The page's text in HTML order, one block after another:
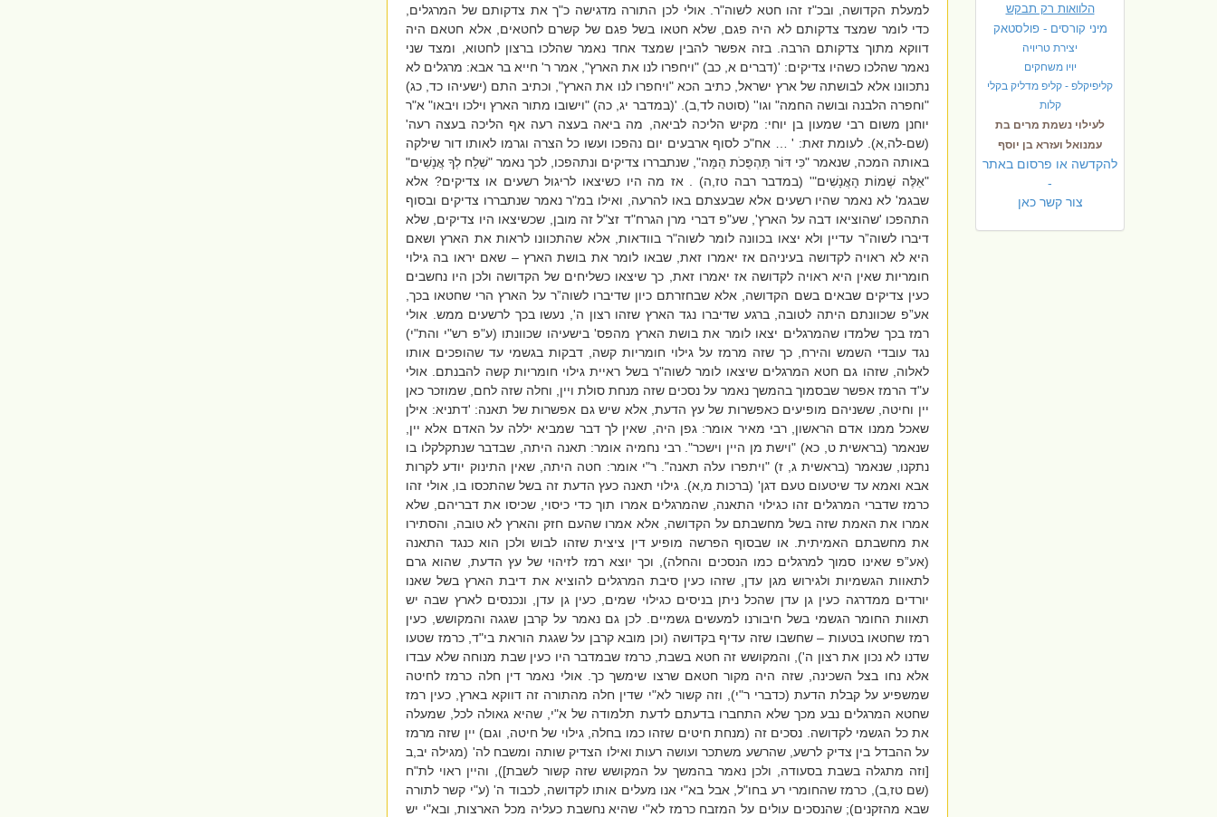
הלוואות רק תבקש
מיני קורסים - פולסטאק
יצירת טריויה
יויו משחקים
קליפיקלפ - קליפ מדליק בקלי
קלות
לעילוי נשמת מרים בת
עמנואל ועזרא בן יוסף
להקדשה או פרסום באתר
-
צור קשר כאן
למעלת הקדושה, ובכ"ז זהו חטא לשוה"ר. אולי לכן התורה מדגישה כ"ך את צדקותם של המרגלים,
כדי לומר שמצד צדקותם לא היה פגם, שלא חטאו בשל פגם של קשרם לחטאים, אלא חטאם היה
דווקא מתוך צדקותם הרבה. בזה אפשר להבין שמצד אחד נאמר שהלכו ברצון לחטוא, ומצד שני
נאמר שהלכו כשהיו צדיקים: '(דברים א, כב) "ויחפרו לנו את הארץ", אמר ר' חייא בר אבא: מרגלים לא
נתכוונו אלא לבושתה של ארץ ישראל, כתיב הכא "ויחפרו לנו את הארץ", וכתיב התם (ישעיהו כד, כג)
"וחפרה הלבנה ובושה החמה" וגו'' (סוטה לד,ב). '(במדבר יג, כה) "וישובו מתור הארץ וילכו ויבאו" א"ר
יוחנן משום רבי שמעון בן יוחי: מקיש הליכה לביאה, מה ביאה בעצה רעה אף הליכה בעצה רעה'
(שם-לה,א). לעומת זאת: ' … אח"כ לסוף ארבעים יום נהפכו ועשו כל הצרה וגרמו לאותו דור שילקה
באותה המכה, שנאמר "כִּי דּוֹר תַּהְפֻּכֹת הֵמָּה", שנתבררו צדיקים ונתהפכו, לכך נאמר "שְׁלַח לְךָ אֲנָשִׁים"
"אֵלֶּה שְׁמוֹת הָאֲנָשִׁים"' (במדבר רבה טז,ה) . אז מה היו כשיצאו לריגול רשעים או צדיקים? אלא
שבגמ' לא נאמר שהיו רשעים אלא שבעצתם באו להרעה, ואילו במ"ר נאמר שנתבררו צדיקים ובסוף
התהפכו 'שהוציאו דבה על הארץ', שע"פ דברי מרן הגרח"ד זצ"ל זה מובן, שכשיצאו היו צדיקים, שלא
דיברו לשוה”ר עדיין ולא יצאו בכוונה לומר לשוה"ר בוודאות, אלא שהתכוונו לראות את הארץ ושאם
היא לא ראויה לקדושה בעיניהם אז יאמרו זאת, שבאו לומר את בושת הארץ – שאם יראו בה גילוי
חומריות שאין היא ראויה לקדושה אז יאמרו זאת, כך שיצאו כשליחים של הקדושה ולכן היו נחשבים
כעין צדיקים שבאים בשם הקדושה, אלא שבחזרתם כיון שדיברו לשוה”ר על הארץ הרי שחטאו בכך,
אע”פ שכוונתם היתה לטובה, ברגע שדיברו נגד הארץ שזהו רצון ה', נעשו בכך לרשעים ממש. אולי
רמז בכך שלמדו שהמרגלים יצאו לומר את בושת הארץ מהפס' בישעיהו שכוונתו (ע"פ רש"י והת"י)
נגד עובדי השמש והירח, כך שזה מרמז על גילוי חומריות קשה, דבקות בגשמי עד שהופכים אותו
לאלוה, שזהו גם חטא המרגלים שיצאו לומר לשוה"ר בשל ראיית גילוי חומריות קשה להבנתם. אולי
ע"ד הרמז אפשר שבסמוך בהמשך נאמר על נסכים שזה מנחת סולת ויין, וחלה שזה לחם, שמוזכר כאן
יין וחיטה, ששניהם מופיעים כאפשרות של עץ הדעת, אלא שיש גם אפשרות של תאנה: 'דתניא: אילן
שאכל ממנו אדם הראשון, רבי מאיר אומר: גפן היה, שאין לך דבר שמביא יללה על האדם אלא יין,
שנאמר (בראשית ט, כא) "וישת מן היין וישכר". רבי נחמיה אומר: תאנה היתה, שבדבר שנתקלקלו בו
נתקנו, שנאמר (בראשית ג, ז) "ויתפרו עלה תאנה". ר"י אומר: חטה היתה, שאין התינוק יודע לקרות
אבא ואמא עד שיטעום טעם דגן' (ברכות מ,א). גילוי תאנה כעץ הדעת זה בשל שהתכסו בו, אולי זהו
כרמז שדברי המרגלים זהו כגילוי התאנה, שהמרגלים אמרו תוך כדי כיסוי, שכיסו את דבריהם, שלא
אמרו את האמת שזה בשל מחשבתם על הקדושה, אלא אמרו שהעם חזק והארץ לא טובה, והסתירו
את מחשבתם האמיתית. או שבסוף הפרשה מופיע דין ציצית שזהו לבוש ולכן הוא כנגד התאנה
(אע”פ שאינו סמוך למרגלים כמו הנסכים והחלה), וכך יוצא רמז לזיהוי של עץ הדעת, שהוא גרם
לתאוות הגשמיות ולגירוש מגן עדן, שזהו כעין סיבת המרגלים להוציא את דיבת הארץ בשל שאנו
יורדים ממדרגה כעין גן עדן שהכל ניתן בניסים כגילוי שמים, כעין גן עדן, ונכנסים לארץ שבה יש
תאוות החומר הגשמי בשל חיבורנו למעשים גשמיים. לכן גם נאמר על קרבן שגגה והמקושש, כעין
רמז שחטאו בטעות – שחשבו שזה עדיף בקדושה (וכן מובא קרבן על שגגת הוראת בי"ד, כרמז שטעו
שדנו לא נכון את רצון ה'), והמקושש זה חטא בשבת, כרמז שבמדבר היו כעין שבת מנוחה שלא עבדו
אלא נחו בצל השכינה, שזה היה מקור חטאם שרצו שימשך כך. אולי נאמר דין חלה כרמז לחיטה
שמשפיע על קבלת הדעת (כדברי ר"י), וזה קשור לא"י שדין חלה מהתורה זה דווקא בארץ, כעין רמז
שחטא המרגלים נבע מכך שלא התחברו בדעתם לדעת תלמודה של א"י, שהיא גאולה לכל, שמעלה
את כל הגשמי לקדושה. נסכים זה (מנחת חיטים שזהו כמו בחלה, גילוי של חיטה, וגם) יין שזה מרמז
על ההבדל בין צדיק לרשע, שהרשע משתכר ועושה רעות ואילו הצדיק שותה ומשבח לה' (מגילה יב,ב
[וזה מתגלה בשבת בסעודה, ולכן נאמר בהמשך על המקושש שזה קשור לשבת]), והיין ראוי לת"ח
(שם טז,ב), כרמז שהחומרי רע בחו"ל, אבל בא"י אנו מעלים אותו לקדושה, לכבוד ה' (ע"י קשר לתורה
שבא מהזקנים); שהנסכים עולים על המזבח כרמז לא"י שהיא נחשבת כעליה מכל הארצות, ובא"י יש